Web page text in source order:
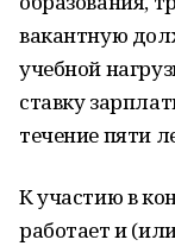
вакантную
учебной
ставку
течение пяти
К участию в
работает и